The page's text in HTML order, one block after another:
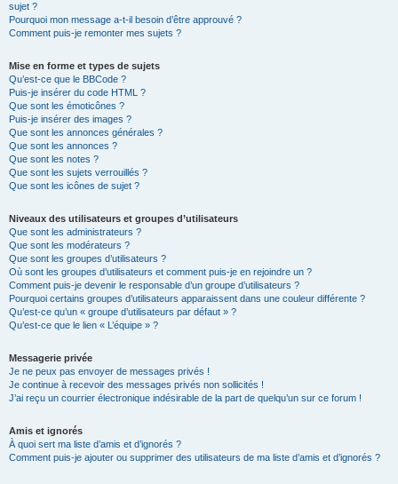
sujet ?
Pourquoi mon message a-t-il besoin d’être approuvé ?
Comment puis-je remonter mes sujets ?
Mise en forme et types de sujets
Qu’est-ce que le BBCode ?
Puis-je insérer du code HTML ?
Que sont les émoticônes ?
Puis-je insérer des images ?
Que sont les annonces générales ?
Que sont les annonces ?
Que sont les notes ?
Que sont les sujets verrouillés ?
Que sont les icônes de sujet ?
Niveaux des utilisateurs et groupes d’utilisateurs
Que sont les administrateurs ?
Que sont les modérateurs ?
Que sont les groupes d’utilisateurs ?
Où sont les groupes d’utilisateurs et comment puis-je en rejoindre un ?
Comment puis-je devenir le responsable d’un groupe d’utilisateurs ?
Pourquoi certains groupes d’utilisateurs apparaissent dans une couleur différente ?
Qu’est-ce qu’un « groupe d’utilisateurs par défaut » ?
Qu’est-ce que le lien « L’équipe » ?
Messagerie privée
Je ne peux pas envoyer de messages privés !
Je continue à recevoir des messages privés non sollicités !
J’ai reçu un courrier électronique indésirable de la part de quelqu’un sur ce forum !
Amis et ignorés
À quoi sert ma liste d’amis et d’ignorés ?
Comment puis-je ajouter ou supprimer des utilisateurs de ma liste d’amis et d’ignorés ?